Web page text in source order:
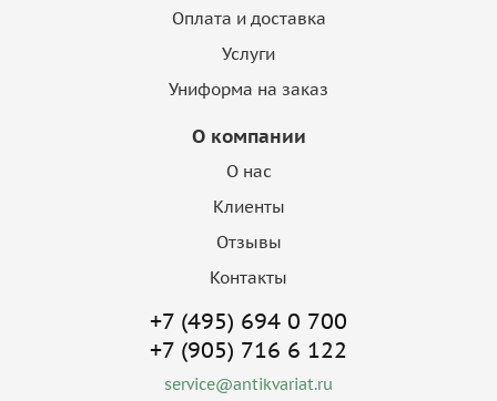
Оплата и доставка
Услуги
Униформа на заказ
О компании
О нас
Клиенты
Отзывы
Контакты
+7 (495) 694 0 700
+7 (905) 716 6 122
service@antikvariat.ru